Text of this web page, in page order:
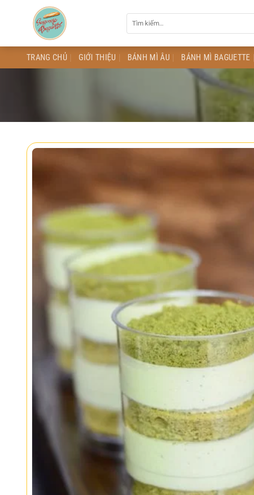
dung
kiếm:
TRANG CHỦ GIỚI THIỆU BÁNH MÌ ÂU BÁNH MÌ BAGUETTE